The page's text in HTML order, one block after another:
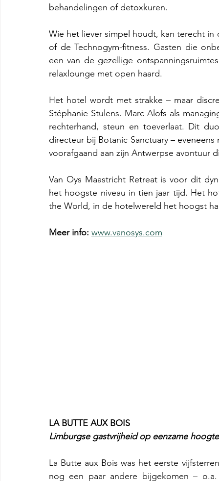
behandelingen of detoxkuren.
Wie het liever simpel houdt, kan terecht in
of de Technogym-fitness. Gasten die
een van de gezellige
relaxlounge met open haard.
Het hotel wordt met strakke – maar
Stéphanie Stulens. Marc Alofs als
rechterhand, steun en toeverlaat. Dit
directeur bij Botanic Sanctuary –
voorafgaand aan zijn Antwerpse avontuur
Van Oys Maastricht Retreat is voor dit
het hoogste niveau in tien jaar tijd. Het
the World, in de hotelwereld het hoogst
Meer info: www.vanosys.com
LA BUTTE AUX BOIS
Limburgse gastvrijheid op eenzame hoogte
La Butte aux Bois was het eerste
nog een paar andere bijgekomen –